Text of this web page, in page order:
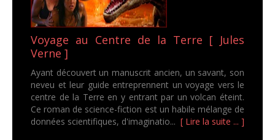
Voyage au Centre de la Terre [ Jules
Verne ]
Ayant découvert un manuscrit ancien, un savant, son
neveu et leur guide entreprennent un voyage vers le
centre de la Terre en y entrant par un volcan éteint.
Ce roman de science-fiction est un habile mélange de
données scientifiques, d'imaginatio... [ Lire la suite ... ]